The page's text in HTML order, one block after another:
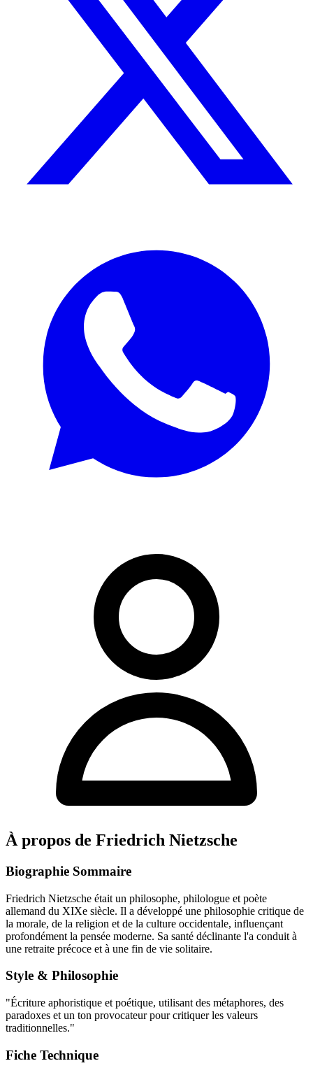
À propos de Friedrich Nietzsche
Biographie Sommaire
Friedrich Nietzsche était un philosophe, philologue et poète
allemand du XIXe siècle. Il a développé une philosophie critique de
la morale, de la religion et de la culture occidentale, influençant
profondément la pensée moderne. Sa santé déclinante l'a conduit à
une retraite précoce et à une fin de vie solitaire.
Style & Philosophie
"Écriture aphoristique et poétique, utilisant des métaphores, des
paradoxes et un ton provocateur pour critiquer les valeurs
traditionnelles."
Fiche Technique